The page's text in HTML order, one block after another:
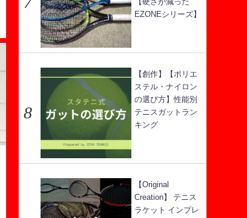
【硬さが減った
EZONEシリーズ】
【創作】【ポリエ
ステル・ナイロン
の選び方】性能別
テニスガットラン
キング
【Original
Creation】 テニス
ラケット インプレ